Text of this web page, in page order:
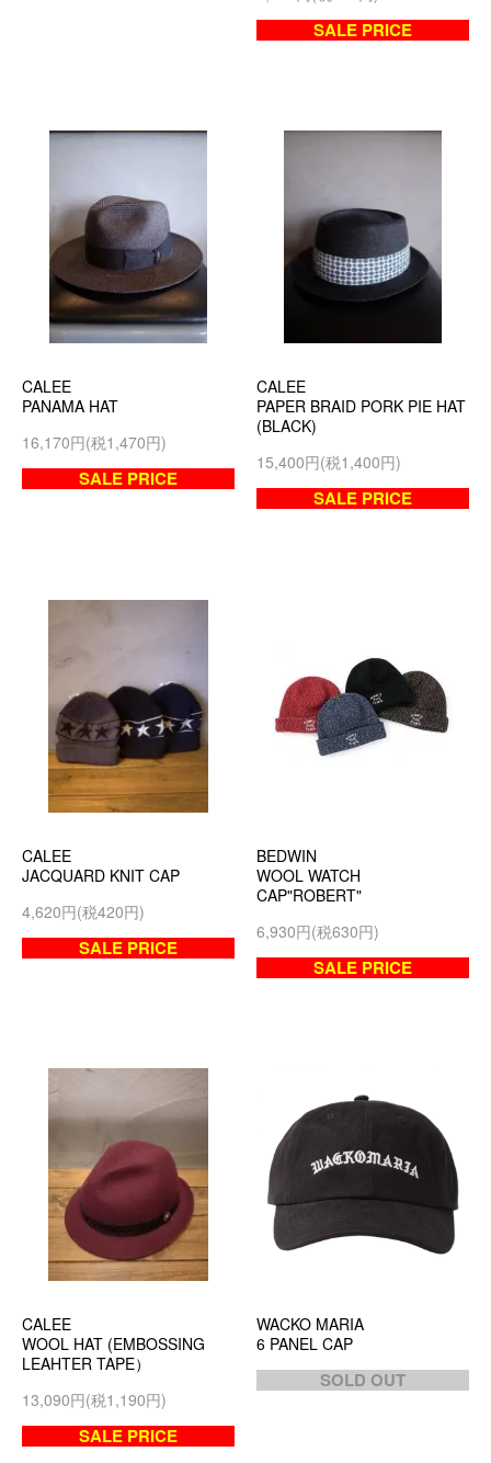
SALE PRICE
CALEE
PANAMA HAT
16,170円(税1,470円)
SALE PRICE
CALEE
PAPER BRAID PORK PIE HAT
(BLACK)
15,400円(税1,400円)
SALE PRICE
CALEE
JACQUARD KNIT CAP
4,620円(税420円)
SALE PRICE
BEDWIN
WOOL WATCH
CAP"ROBERT"
6,930円(税630円)
SALE PRICE
CALEE
WOOL HAT (EMBOSSING
LEAHTER TAPE）
13,090円(税1,190円)
SALE PRICE
WACKO MARIA
6 PANEL CAP
SOLD OUT